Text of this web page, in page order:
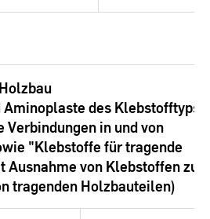
des Klebstofftyps
in und von
"Klebstoffe für tragende
von Klebstoffen zur
tragenden Holzbauteilen)